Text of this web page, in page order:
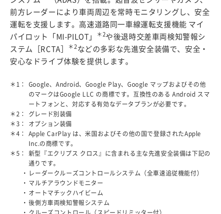
前方レーダーにより車両周辺を常時モニタリングし、安全
運転を支援します。高速道路同一車線運転支援機能 マイ
パイロット「MI-PILOT」
＊2や後退時交差車両検知警報シ
ステム［RCTA］
＊2などの多彩な先進安全装備で、安全・
安心なドライブ体験を提供します。
＊1：
Google、Android、Google Play、Google マップおよびその他
のマークはGoogle LLC の商標です。互換性のある Android スマ
ートフォンと、対応する有効なデータプランが必要です。
＊2：
グレード別装備
＊3：
オプション装備
＊4：
Apple CarPlay は、米国およびその他の国で登録されたApple
Inc.の商標です。
＊5：
新型『エクリプス クロス』に含まれる主な先進安全装備は下記の
通りです。
レーダークルーズコントロールシステム（全車速追従機能付）
マルチアラウンドモニター
オートマチックハイビーム
後側方車両検知警報システム
クルーズコントロール（スピードリミッター付）